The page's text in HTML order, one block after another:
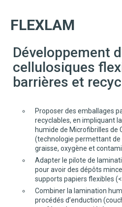
FLEXLAM
Développement
cellulosiques
barrières et
Proposer des emballages
recyclables, en impliquant
humide de Microfibrilles de
(technologie permettant de
graisse, oxygène et
Adapter le pilote de
pour avoir des dépôts
supports papiers flexibles
Combiner la lamination
procédés d’enduction